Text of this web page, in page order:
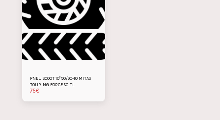
PNEU SCOOT 10" 90/90-10 MITAS
TOURING FORCE SC-TL
75€